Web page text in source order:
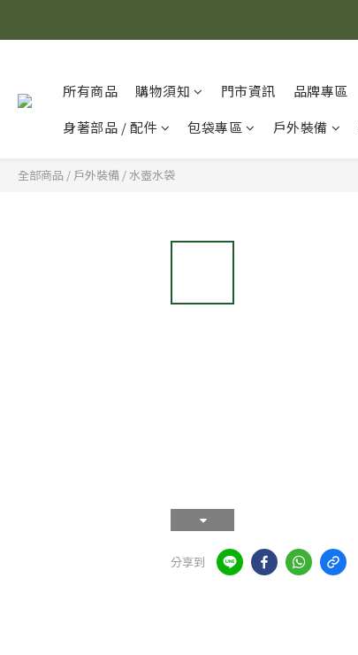
所有商品 購物須知 門市資訊 品牌專區
身著部品 / 配件
包袋專區 戶外裝備
全部商品 / 戶外裝備 / 水壺水袋
分享到